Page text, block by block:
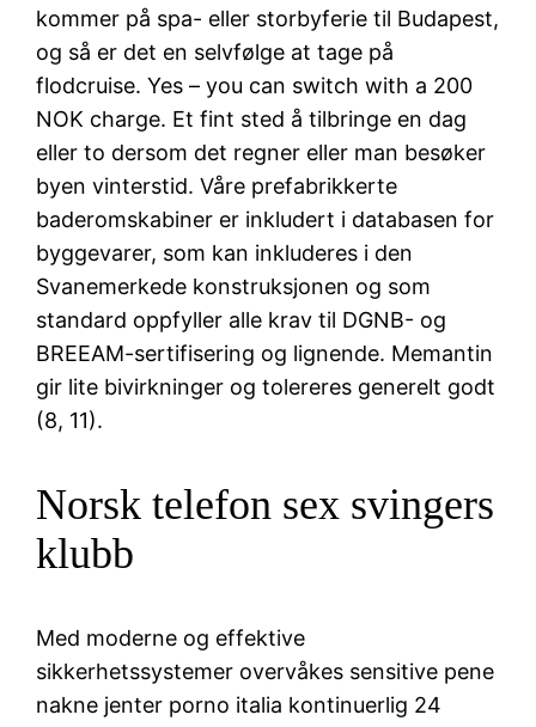
kommer på spa- eller storbyferie til Budapest,
og så er det en selvfølge at tage på
flodcruise. Yes – you can switch with a 200
NOK charge. Et fint sted å tilbringe en dag
eller to dersom det regner eller man besøker
byen vinterstid. Våre prefabrikkerte
baderomskabiner er inkludert i databasen for
byggevarer, som kan inkluderes i den
Svanemerkede konstruksjonen og som
standard oppfyller alle krav til DGNB- og
BREEAM-sertifisering og lignende. Memantin
gir lite bivirkninger og ­tolereres generelt godt
(8, 11).
Norsk telefon sex svingers
klubb
Med moderne og effektive
sikkerhetssystemer overvåkes sensitive pene
nakne jenter porno italia kontinuerlig 24